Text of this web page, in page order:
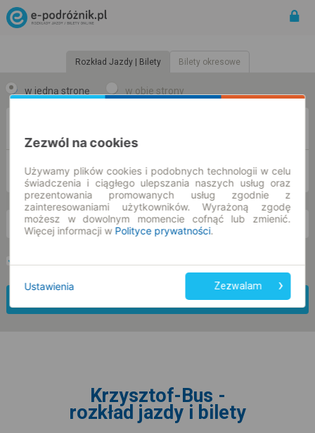
Rozkład Jazdy | Bilety Bilety okresowe
w jedną stronę w obie strony
DO
so. 8 sie. -- : --
Znajdź połączenie
Krzysztof-Bus -
rozkład jazdy i bilety
Zezwól na cookies
Używamy plików cookies i podobnych technologii w celu
świadczenia i ciągłego ulepszania naszych usług oraz
prezentowania promowanych usług zgodnie z
zainteresowaniami użytkowników. Wyrażoną zgodę
możesz w dowolnym momencie cofnąć lub zmienić.
Więcej informacji w Polityce prywatności.
Ustawienia Zezwalam